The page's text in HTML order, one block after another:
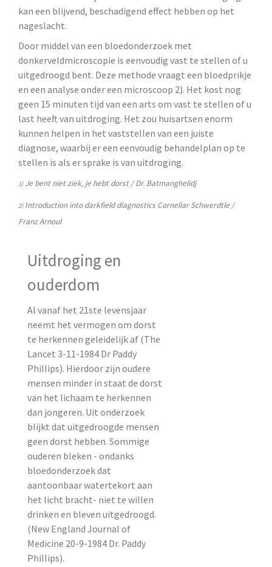
kan een blijvend, beschadigend effect hebben op het
nageslacht.
Door middel van een bloedonderzoek met
donkerveldmicroscopie is eenvoudig vast te stellen of u
uitgedroogd bent. Deze methode vraagt een bloedprikje
en een analyse onder een microscoop 2). Het kost nog
geen 15 minuten tijd van een arts om vast te stellen of u
last heeft van uitdroging. Het zou huisartsen enorm
kunnen helpen in het vaststellen van een juiste
diagnose, waarbij er een eenvoudig behandelplan op te
stellen is als er sprake is van uitdroging.
1)Je bent niet ziek, je hebt dorst / Dr. Batmanghelidj
2)Introduction into darkfield diagnostics Corneliar Schwerdtle /
Franz Arnoul
Uitdroging en
ouderdom
Al vanaf het 21ste levensjaar
neemt het vermogen om dorst
te herkennen geleidelijk af (The
Lancet 3-11-1984 Dr Paddy
Phillips). Hierdoor zijn oudere
mensen minder in staat de dorst
van het lichaam te herkennen
dan jongeren. Uit onderzoek
blijkt dat uitgedroogde mensen
geen dorst hebben. Sommige
ouderen bleken - ondanks
bloedonderzoek dat
aantoonbaar watertekort aan
het licht bracht- niet te willen
drinken en bleven uitgedroogd.
(New England Journal of
Medicine 20-9-1984 Dr. Paddy
Phillips).